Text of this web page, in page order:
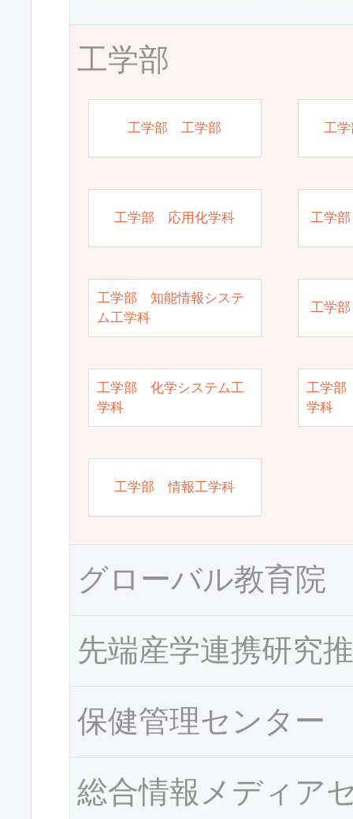
工学部
工学部 工学部 工
工学部 応用化学科 工学
工学部 知能情報システ
ム工学科
工学
工学部 化学システム工
学科
工学部
学科
工学部 情報工学科
グローバル教育院
先端産学連携研究
保健管理センター
総合情報メディア